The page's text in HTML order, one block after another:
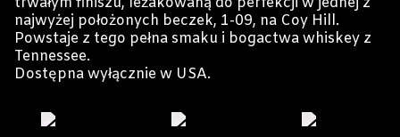
najwyżej położonych beczek, 1-09, na Coy Hill.
Powstaje z tego pełna smaku i bogactwa whiskey z
Tennessee.
Dostępna wyłącznie w USA.